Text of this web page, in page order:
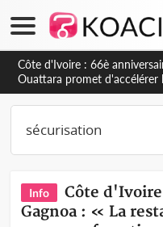
Côte d'Ivoire : À Abidjan,
ivoirien et veut s'en inspirer
de la Guinée
Info
Côte
Gagnoa : « La